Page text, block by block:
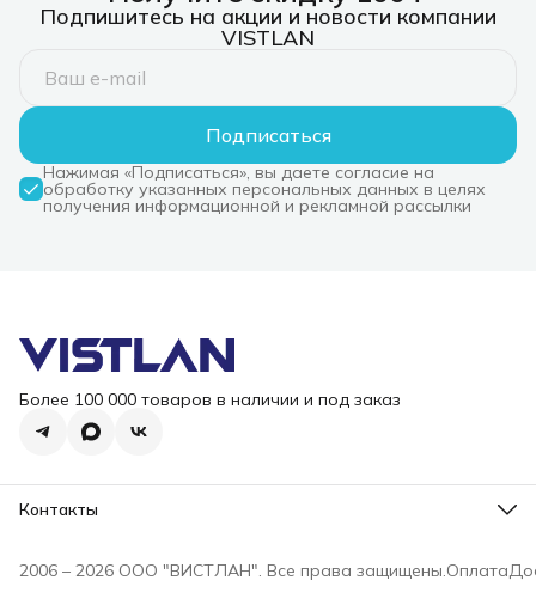
Подпишитесь на акции и новости компании
VISTLAN
Подписаться
Нажимая «Подписаться», вы даете согласие на
обработку указанных персональных данных в целях
получения информационной и рекламной рассылки
Более 100 000 товаров в наличии и под заказ
Контакты
Эл. почта
2006 – 2026 ООО "ВИСТЛАН". Все права защищены.Оплата